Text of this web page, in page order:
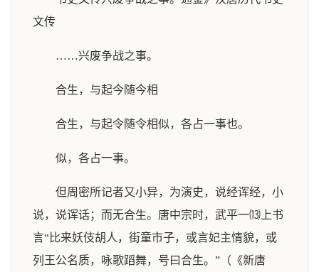
文传
……兴废争战之事。
合生，与起今随今相
合生，与起令随令相似，各占一事也。
似，各占一事。
但周密所记者又小异，为演史，说经诨经，小
说，说诨话；而无合生。唐中宗时，武平一⒀上书
言“比来妖伎胡人，街童市子，或言妃主情貌，或
列王公名质，咏歌蹈舞，号曰合生。”（《新唐